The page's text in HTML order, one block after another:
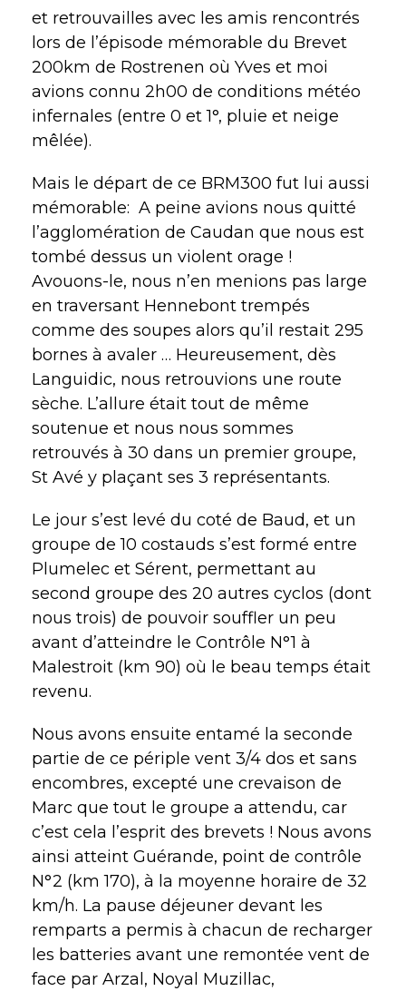
et retrouvailles avec les amis rencontrés
lors de l’épisode mémorable du Brevet
200km de Rostrenen où Yves et moi
avions connu 2h00 de conditions météo
infernales (entre 0 et 1°, pluie et neige
mêlée).
Mais le départ de ce BRM300 fut lui aussi
mémorable: A peine avions nous quitté
l’agglomération de Caudan que nous est
tombé dessus un violent orage !
Avouons-le, nous n’en menions pas large
en traversant Hennebont trempés
comme des soupes alors qu’il restait 295
bornes à avaler … Heureusement, dès
Languidic, nous retrouvions une route
sèche. L’allure était tout de même
soutenue et nous nous sommes
retrouvés à 30 dans un premier groupe,
St Avé y plaçant ses 3 représentants.
Le jour s’est levé du coté de Baud, et un
groupe de 10 costauds s’est formé entre
Plumelec et Sérent, permettant au
second groupe des 20 autres cyclos (dont
nous trois) de pouvoir souffler un peu
avant d’atteindre le Contrôle N°1 à
Malestroit (km 90) où le beau temps était
revenu.
Nous avons ensuite entamé la seconde
partie de ce périple vent 3/4 dos et sans
encombres, excepté une crevaison de
Marc que tout le groupe a attendu, car
c’est cela l’esprit des brevets ! Nous avons
ainsi atteint Guérande, point de contrôle
N°2 (km 170), à la moyenne horaire de 32
km/h. La pause déjeuner devant les
remparts a permis à chacun de recharger
les batteries avant une remontée vent de
face par Arzal, Noyal Muzillac,